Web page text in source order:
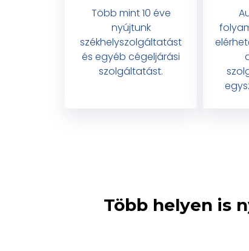
Több mint 10 éve
nyújtunk
székhelyszolgáltatást
és egyéb cégeljárási
szolgáltatást.
Több helyen is